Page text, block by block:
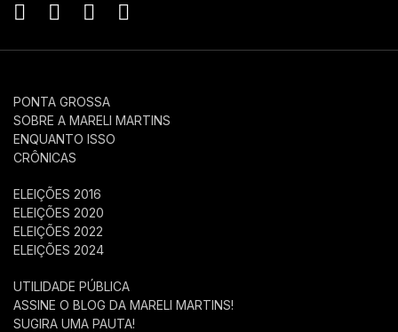
PONTA GROSSA
SOBRE A MARELI MARTINS
ENQUANTO ISSO
CRÔNICAS
ELEIÇÕES 2016
ELEIÇÕES 2020
ELEIÇÕES 2022
ELEIÇÕES 2024
UTILIDADE PÚBLICA
ASSINE O BLOG DA MARELI MARTINS!
SUGIRA UMA PAUTA!